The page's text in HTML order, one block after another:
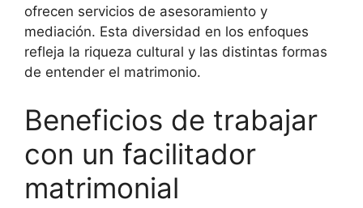
ofrecen servicios de asesoramiento y
mediación. Esta diversidad en los enfoques
refleja la riqueza cultural y las distintas formas
de entender el matrimonio.
Beneficios de trabajar
con un facilitador
matrimonial